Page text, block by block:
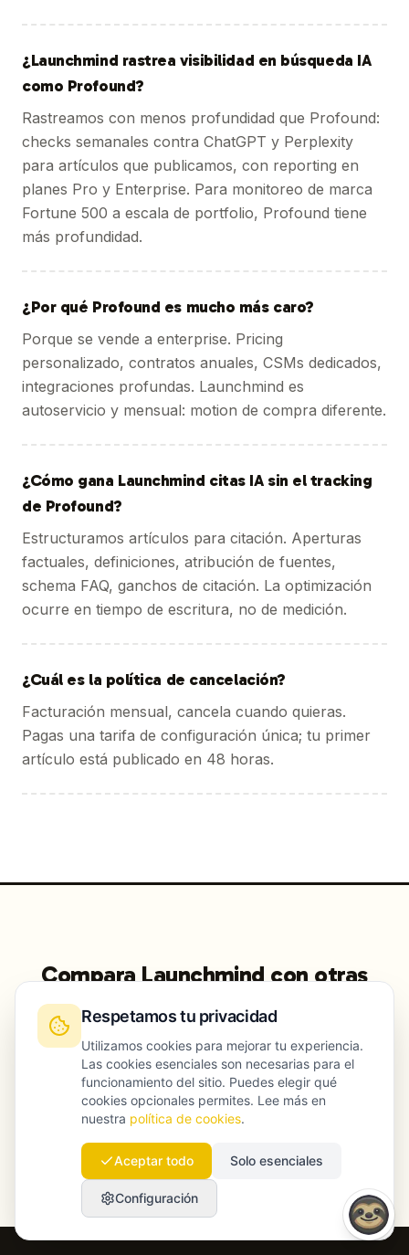
¿Launchmind rastrea visibilidad en búsqueda IA
como Profound?
Rastreamos con menos profundidad que Profound:
checks semanales contra ChatGPT y Perplexity
para artículos que publicamos, con reporting en
planes Pro y Enterprise. Para monitoreo de marca
Fortune 500 a escala de portfolio, Profound tiene
más profundidad.
¿Por qué Profound es mucho más caro?
Porque se vende a enterprise. Pricing
personalizado, contratos anuales, CSMs dedicados,
integraciones profundas. Launchmind es
autoservicio y mensual: motion de compra diferente.
¿Cómo gana Launchmind citas IA sin el tracking
de Profound?
Estructuramos artículos para citación. Aperturas
factuales, definiciones, atribución de fuentes,
schema FAQ, ganchos de citación. La optimización
ocurre en tiempo de escritura, no de medición.
¿Cuál es la política de cancelación?
Facturación mensual, cancela cuando quieras.
Pagas una tarifa de configuración única; tu primer
artículo está publicado en 48 horas.
Compara Launchmind con otras
herramientas
vs Writesonic vs Scalenut
vs Ahrefs vs Semrush
Respetamos tu privacidad
Utilizamos cookies para mejorar tu experiencia.
Las cookies esenciales son necesarias para el
funcionamiento del sitio. Puedes elegir qué
cookies opcionales permites. Lee más en
nuestra política de cookies.
Aceptar todo Solo esenciales
Configuración